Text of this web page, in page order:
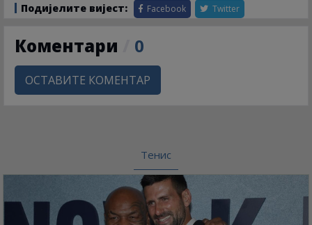
Подијелите вијест: Facebook Twitter
Коментари 0
ОСТАВИТЕ КОМЕНТАР
Тенис